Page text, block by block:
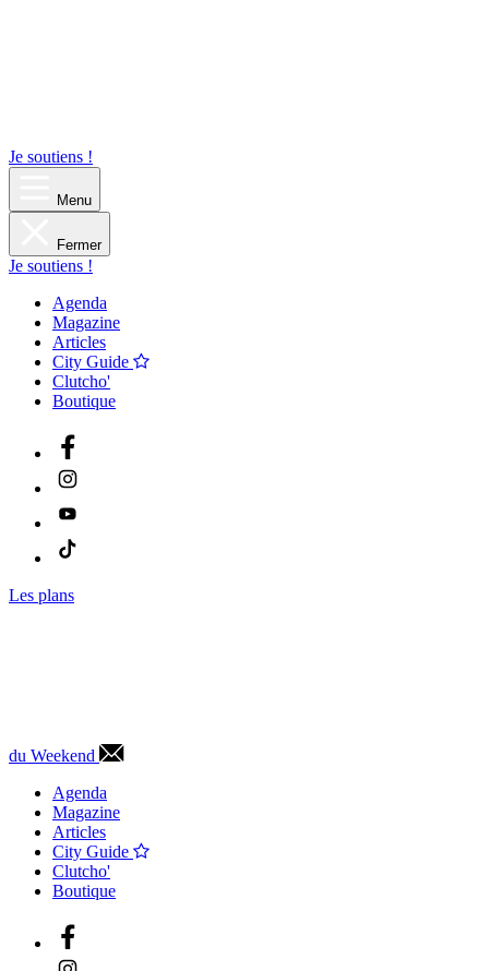
Je soutiens !
Menu
Fermer
Je soutiens !
Agenda
Magazine
Articles
City Guide
Clutcho'
Boutique
Les plans
du Weekend
Agenda
Magazine
Articles
City Guide
Clutcho'
Boutique